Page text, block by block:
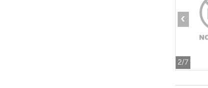
2/7
‹